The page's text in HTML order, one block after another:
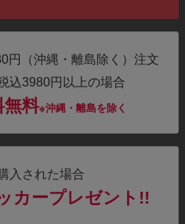
円（沖縄・離島除く）注文
込3980円以上の場合
無料※沖縄・離島を除く
入された場合
カープレゼント!!